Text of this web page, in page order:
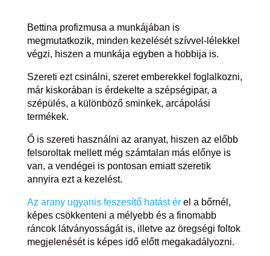
Bettina profizmusa a munkájában is
megmutatkozik, minden kezelését szívvel-lélekkel
végzi, hiszen a munkája egyben a hobbija is.
Szereti ezt csinálni, szeret emberekkel foglalkozni,
már kiskorában is érdekelte a szépségipar, a
szépülés, a különböző sminkek, arcápolási
termékek.
Ő is szereti használni az aranyat, hiszen az előbb
felsoroltak mellett még számtalan más előnye is
van, a vendégei is pontosan emiatt szeretik
annyira ezt a kezelést.
Az arany ugyanis feszesítő hatást érel a bőrnél,
képes csökkenteni a mélyebb és a finomabb
ráncok látványosságát is, illetve az öregségi foltok
megjelenését is képes idő előtt megakadályozni.